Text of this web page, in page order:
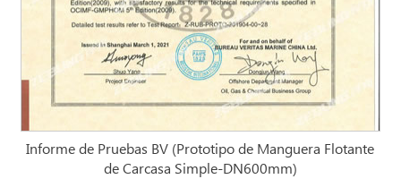
Informe de Pruebas BV (Prototipo de Manguera Flotante
de Carcasa Simple-DN600mm)